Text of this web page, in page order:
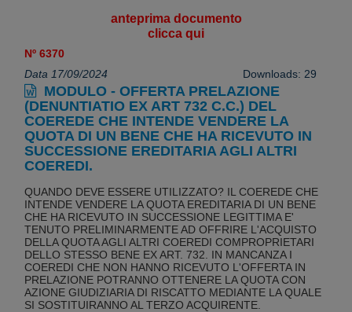
anteprima documento
clicca qui
Nº 6370
Data 17/09/2024
Downloads: 29
MODULO - OFFERTA PRELAZIONE
(DENUNTIATIO EX ART 732 C.C.) DEL
COEREDE CHE INTENDE VENDERE LA
QUOTA DI UN BENE CHE HA RICEVUTO IN
SUCCESSIONE EREDITARIA AGLI ALTRI
COEREDI.
QUANDO DEVE ESSERE UTILIZZATO? IL COEREDE CHE
INTENDE VENDERE LA QUOTA EREDITARIA DI UN BENE
CHE HA RICEVUTO IN SUCCESSIONE LEGITTIMA E'
TENUTO PRELIMINARMENTE AD OFFRIRE L'ACQUISTO
DELLA QUOTA AGLI ALTRI COEREDI COMPROPRIETARI
DELLO STESSO BENE EX ART. 732. IN MANCANZA I
COEREDI CHE NON HANNO RICEVUTO L'OFFERTA IN
PRELAZIONE POTRANNO OTTENERE LA QUOTA CON
AZIONE GIUDIZIARIA DI RISCATTO MEDIANTE LA QUALE
SI SOSTITUIRANNO AL TERZO ACQUIRENTE.